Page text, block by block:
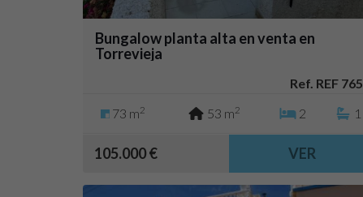
Bungalow planta alta en venta en
Torrevieja
Ref. REF 765
73 m2 53 m2 2 1
105.000 € VER